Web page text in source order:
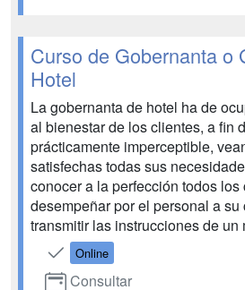
Curso de Gobernanta o
Hotel
La gobernanta de hotel ha de
al bienestar de los clientes, a fin
prácticamente imperceptible,
satisfechas todas sus
conocer a la perfección todos los
desempeñar por el personal a
transmitir las instrucciones de un
Online
Consultar